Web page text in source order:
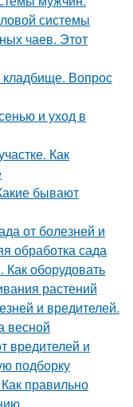
системы
чаев. Этот
Вопрос
и уход в
Как
бывают
от болезней и
обработка сада
Как оборудовать
растений
и вредителей.
весной
вредителей и
подборку
правильно